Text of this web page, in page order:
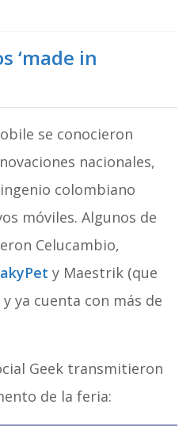
‘made in
se conocieron
nacionales,
colombiano
móviles. Algunos de
Celucambio,
y Maestrik (que
ya cuenta con más de
Geek transmitieron
de la feria: